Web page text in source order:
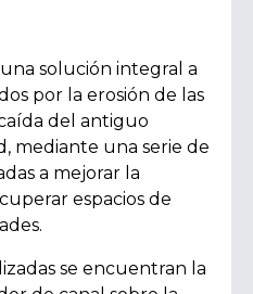
solución integral a
por la erosión de las
del antiguo
mediante una serie de
a mejorar la
espacios de
se encuentran la